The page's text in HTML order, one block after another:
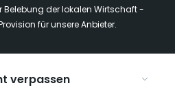
Belebung der lokalen Wirtschaft -
für unsere Anbieter.
verpassen